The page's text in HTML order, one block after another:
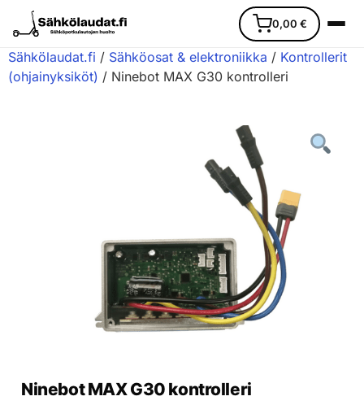
0,00 €
Yrityksille
Sähkölaudat.fi / Sähköosat & elektroniikka / Kontrollerit
(ohjainyksiköt) / Ninebot MAX G30 kontrolleri
Ninebot MAX G30 kontrolleri